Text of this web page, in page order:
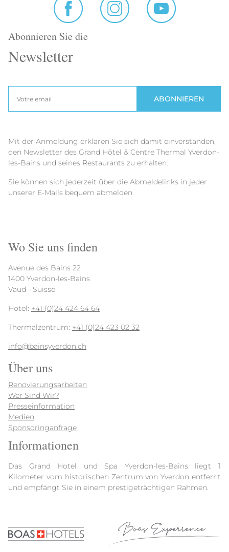
Abonnieren Sie die
Newsletter
ABONNIEREN
Mit der Anmeldung erklären Sie sich damit einverstanden,
den Newsletter des Grand Hôtel & Centre Thermal Yverdon-
les-Bains und seines Restaurants zu erhalten.
Sie können sich jederzeit über die Abmeldelinks in jeder
unserer E-Mails bequem abmelden.
Wo Sie uns finden
Avenue des Bains 22
1400 Yverdon-les-Bains
Vaud - Suisse
Hotel: +41 (0)24 424 64 64
Thermalzentrum: +41 (0)24 423 02 32
info@bainsyverdon.ch
Über uns
Renovierungsarbeiten
Wer Sind Wir?
Presseinformation
Medien
Sponsoringanfrage
Informationen
Das Grand Hotel und Spa Yverdon-les-Bains liegt 1
Kilometer vom historischen Zentrum von Yverdon entfernt
und empfängt Sie in einem prestigeträchtigen Rahmen.